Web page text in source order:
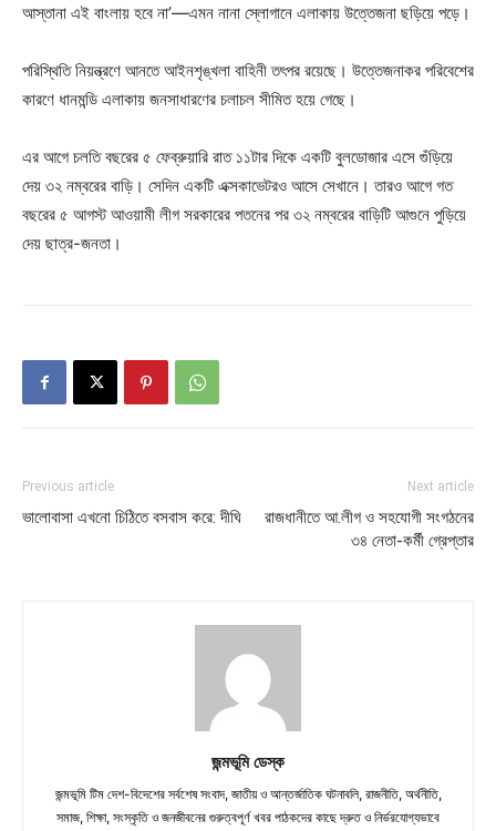
আস্তানা এই বাংলায় হবে না’—এমন নানা স্লোগানে এলাকায় উত্তেজনা ছড়িয়ে পড়ে।
পরিস্থিতি নিয়ন্ত্রণে আনতে আইনশৃঙ্খলা বাহিনী তৎপর রয়েছে। উত্তেজনাকর পরিবেশের
কারণে ধানমন্ডি এলাকায় জনসাধারণের চলাচল সীমিত হয়ে গেছে।
এর আগে চলতি বছরের ৫ ফেব্রুয়ারি রাত ১১টার দিকে একটি বুলডোজার এসে গুঁড়িয়ে
দেয় ৩২ নম্বরের বাড়ি। সেদিন একটি এক্সকাভেটরও আসে সেখানে। তারও আগে গত
বছরের ৫ আগস্ট আওয়ামী লীগ সরকারের পতনের পর ৩২ নম্বরের বাড়িটি আগুনে পুড়িয়ে
দেয় ছাত্র-জনতা।
Previous article
ভালোবাসা এখনো চিঠিতে বসবাস করে: দীঘি
Next article
রাজধানীতে আ.লীগ ও সহযোগী সংগঠনের
৩৪ নেতা-কর্মী গ্রেপ্তার
জন্মভূমি ডেস্ক
জন্মভূমি টিম দেশ-বিদেশের সর্বশেষ সংবাদ, জাতীয় ও আন্তর্জাতিক ঘটনাবলি, রাজনীতি, অর্থনীতি,
সমাজ, শিক্ষা, সংস্কৃতি ও জনজীবনের গুরুত্বপূর্ণ খবর পাঠকদের কাছে দ্রুত ও নির্ভরযোগ্যভাবে